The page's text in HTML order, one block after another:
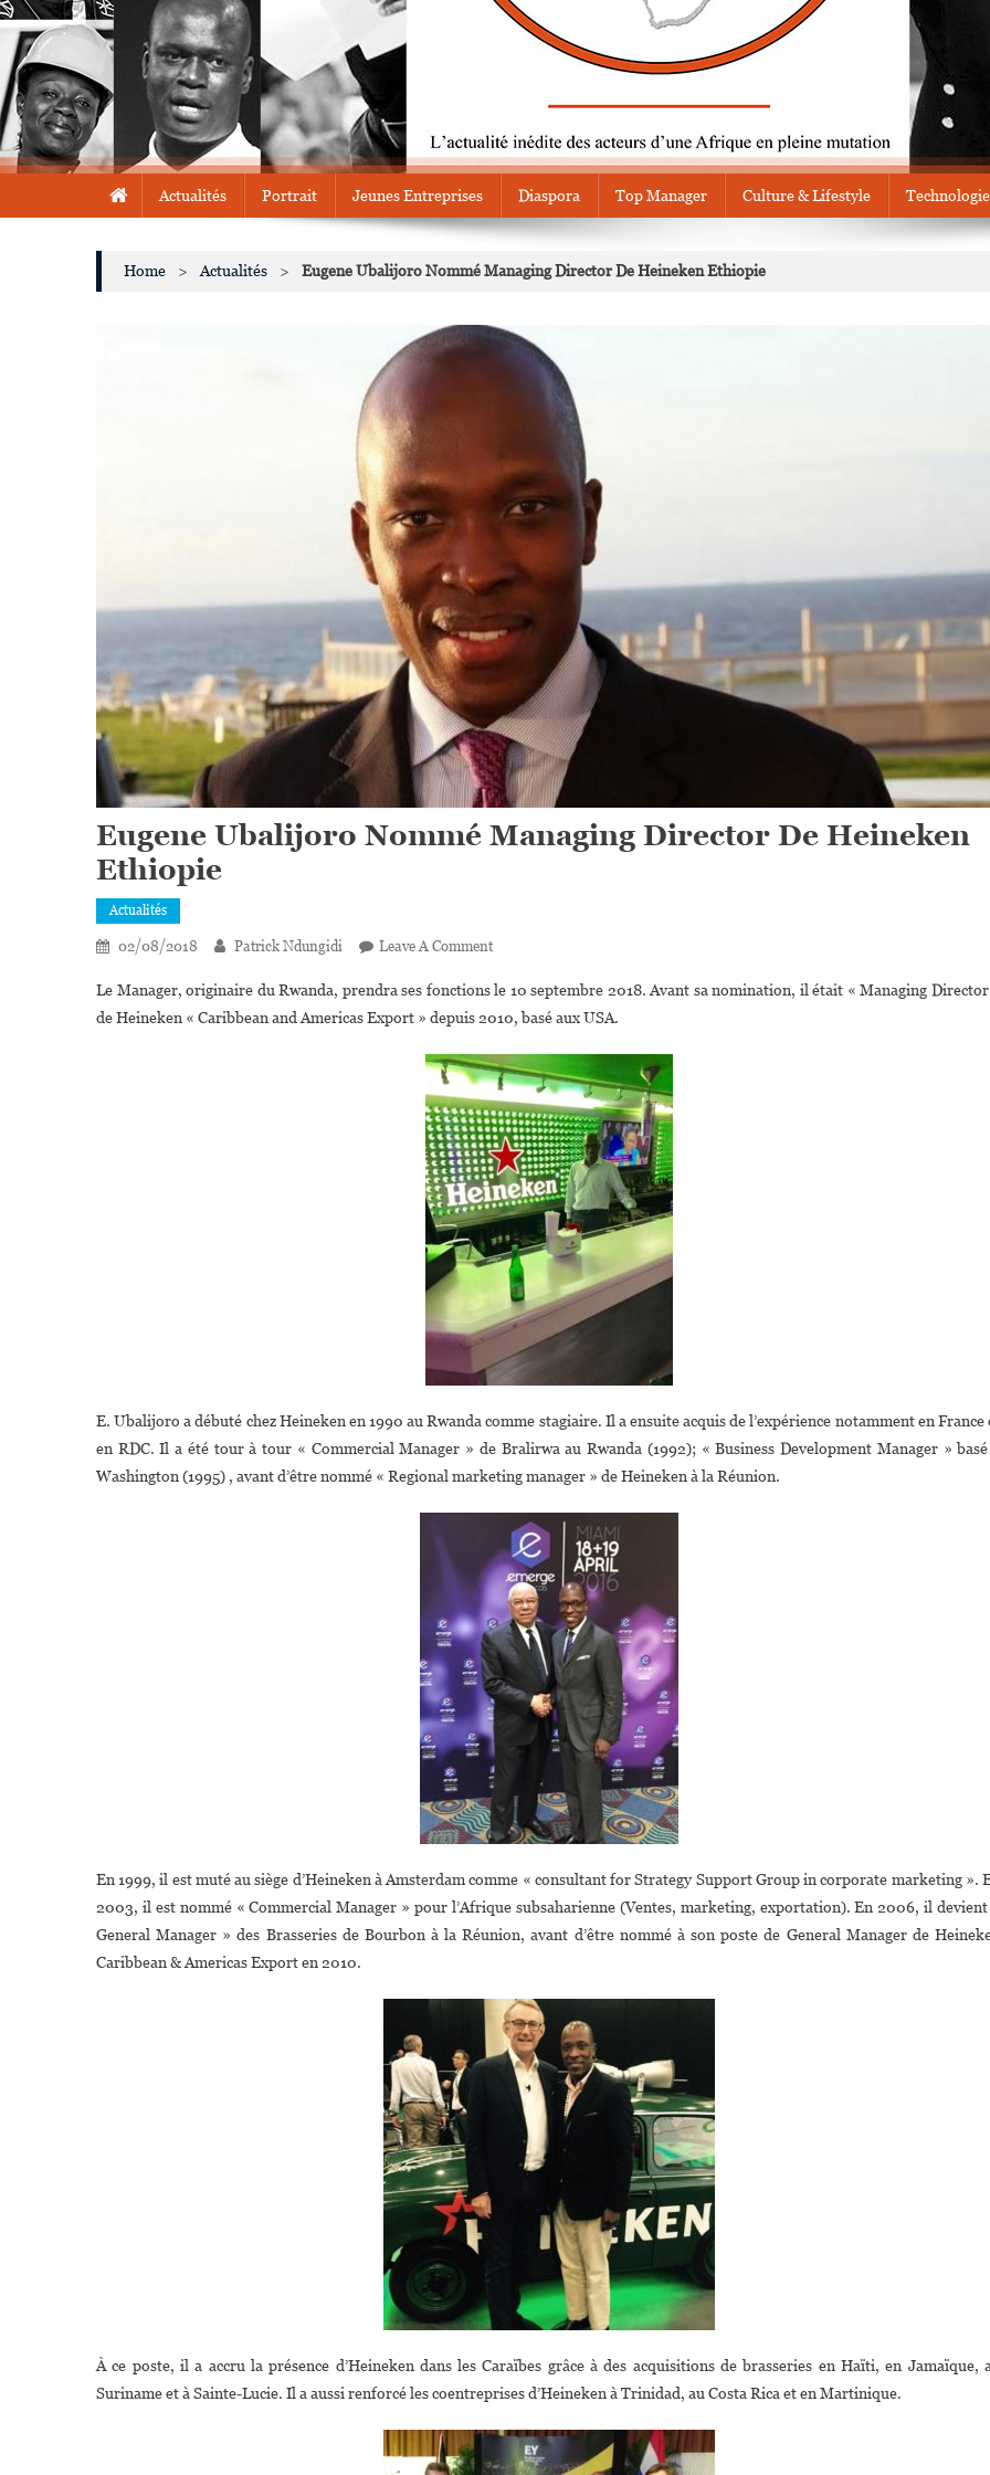
Actualités Portrait Jeunes Entreprises Diaspora Top Manager Culture & Lifestyle
Home > Actualités > Eugene Ubalijoro Nommé Managing Director De Heineken Ethiopie
Eugene Ubalijoro Nommé Managing Director De Heineken
Ethiopie
Actualités
02/08/2018 Patrick Ndungidi Leave A CommentOn
Ubalijoro
Nommé
Director
De
Heineken
Ethiopie
Le Manager, originaire du Rwanda, prendra ses fonctions le 10 septembre 2018. Avant sa nomination, il était « Managing
de Heineken « Caribbean and Americas Export » depuis 2010, basé aux USA.
E. Ubalijoro a débuté chez Heineken en 1990 au Rwanda comme stagiaire. Il a ensuite acquis de l’expérience notamment en France
en RDC. Il a été tour à tour « Commercial Manager » de Bralirwa au Rwanda (1992); « Business Development Manager »
Washington (1995) , avant d’être nommé « Regional marketing manager » de Heineken à la Réunion.
En 1999, il est muté au siège d’Heineken à Amsterdam comme « consultant for Strategy Support Group in corporate marketing ».
2003, il est nommé « Commercial Manager » pour l’Afrique subsaharienne (Ventes, marketing, exportation). En 2006, il
General Manager » des Brasseries de Bourbon à la Réunion, avant d’être nommé à son poste de General Manager de
Caribbean & Americas Export en 2010.
À ce poste, il a accru la présence d’Heineken dans les Caraïbes grâce à des acquisitions de brasseries en Haïti, en Jamaïque,
Suriname et à Sainte-Lucie. Il a aussi renforcé les coentreprises d’Heineken à Trinidad, au Costa Rica et en Martinique.